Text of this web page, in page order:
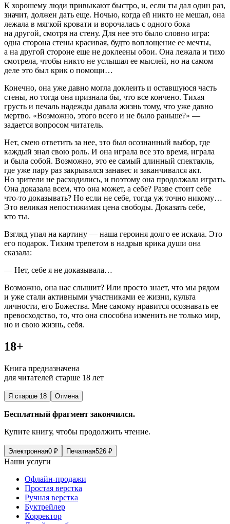
К хорошему люди привыкают быстро, и, если ты дал один раз,
значит, должен дать еще. Ночью, когда ей никто не мешал, она
лежала в мягкой кровати и ворочалась с одного бока
на другой, смотря на стену. Для нее это было словно игра:
одна сторона стены красивая, будто воплощение ее мечты,
а на другой стороне еще не доклеены обои. Она лежала и тихо
смотрела, чтобы никто не услышал ее мыслей, но на самом
деле это был крик о помощи…
Конечно, она уже давно могла доклеить и оставшуюся часть
стены, но тогда она признала бы, что все кончено. Тихая
грусть и печаль надежды давала жизнь тому, что уже давно
мертво. «Возможно, этого всего и не было раньше?» —
задается вопросом читатель.
Нет, смею ответить за нее, это был осознанный выбор, где
каждый знал свою роль. И она играла все это время, играла
и была собой. Возможно, это ее самый длинный спектакль,
где уже пару раз закрывался занавес и заканчивался акт.
Но зрители не расходились, и поэтому она продолжала играть.
Она доказала всем, что она может, а себе? Разве стоит себе
что-то доказывать? Но если не себе, тогда уж точно никому…
Это великая непостижимая цена свободы. Доказать себе,
кто ты.
Взгляд упал на картину — наша героиня долго ее искала. Это
его подарок. Тихим трепетом в надрыв крика души она
сказала:
— Нет, себе я не доказывала…
Возможно, она нас слышит? Или просто знает, что мы рядом
и уже стали активными участниками ее жизни, культа
личности, его Божества. Мне самому нравится осознавать ее
превосходство, то, что она способна изменить не только мир,
но и свою жизнь, себя.
18+
Книга предназначена
для читателей старше 18 лет
Я старше 18 Отмена
Бесплатный фрагмент закончился.
Купите книгу, чтобы продолжить чтение.
Электронная0 ₽ Печатная526 ₽
Наши услуги
Офлайн-продажи
Простая верстка
Ручная верстка
Буктрейлер
Корректор